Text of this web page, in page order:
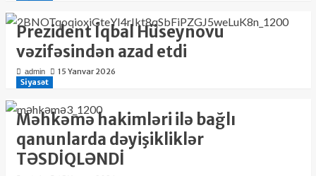
Prezident İqbal Hüseynovu
vəzifəsindən azad etdi
admin
15 Yanvar 2026
Siyasət
Məhkəmə hakimləri ilə bağlı
qanunlarda dəyişikliklər
TƏSDİQLƏNDİ